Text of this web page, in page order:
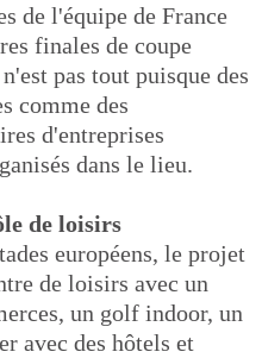
de l'équipe de France
finales de coupe
pas tout puisque des
comme des
d'entreprises
dans le lieu.
de loisirs
européens, le projet
de loisirs avec un
un golf indoor, un
avec des hôtels et